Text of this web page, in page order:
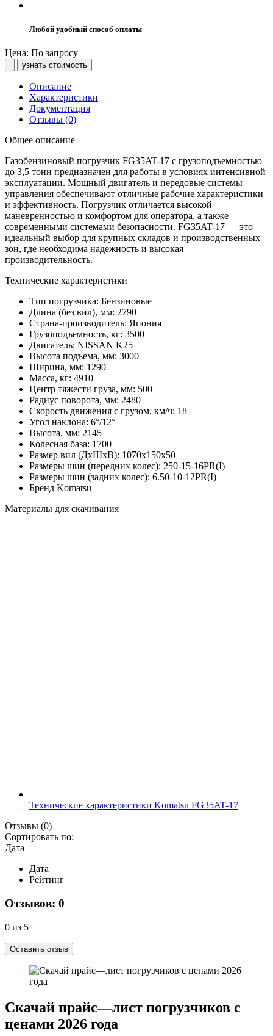
Любой удобный способ оплаты
Цена: По запросу
узнать стоимость
Описание
Характеристики
Документация
Отзывы (0)
Общее описание
Газобензиновый погрузчик FG35AT-17 с грузоподъемностью
до 3,5 тонн предназначен для работы в условиях интенсивной
эксплуатации. Мощный двигатель и передовые системы
управления обеспечивают отличные рабочие характеристики
и эффективность. Погрузчик отличается высокой
маневренностью и комфортом для оператора, а также
современными системами безопасности. FG35AT-17 — это
идеальный выбор для крупных складов и производственных
зон, где необходима надежность и высокая
производительность.
Технические характеристики
Тип погрузчика: Бензиновые
Длина (без вил), мм: 2790
Страна-производитель: Япония
Грузоподъемность, кг: 3500
Двигатель: NISSAN K25
Высота подъема, мм: 3000
Ширина, мм: 1290
Масса, кг: 4910
Центр тяжести груза, мм: 500
Радиус поворота, мм: 2480
Скорость движения с грузом, км/ч: 18
Угол наклона: 6°/12°
Высота, мм: 2145
Колесная база: 1700
Размер вил (ДхШхВ): 1070х150х50
Размеры шин (передних колес): 250-15-16PR(I)
Размеры шин (задних колес): 6.50-10-12PR(I)
Бренд Komatsu
Материалы для скачивания
Технические характеристики Komatsu FG35AT-17
Отзывы (0)
Сортировать по:
Дата
Дата
Рейтинг
Отзывов: 0
0 из 5
Оставить отзыв
Скачай прайс—лист погрузчиков с
ценами 2026 года